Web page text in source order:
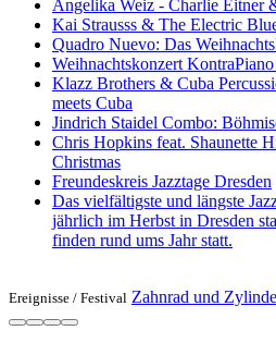
Angelika Weiz - Charlie Eitner
Kai Strausss & The Electric
Quadro Nuevo: Das
Weihnachtskonzert
Klazz Brothers & Cuba
meets Cuba
Jindrich Staidel Combo:
Chris Hopkins feat. Shaunette
Christmas
Freundeskreis Jazztage Dresden
Das vielfältigste und längste
jährlich im Herbst in Dresden
finden rund ums Jahr statt.
Ereignisse / Festival Zahnrad und